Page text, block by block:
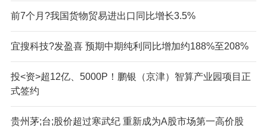
前7个月?我国货物贸易进出口同比增长3.5%
宜搜科技?发盈喜 预期中期纯利同比增加约188%至208%
投<资>超12亿、5000P！鹏银（京津）智算产业园项目正
式签约
贵州茅;台;股价超过寒武纪 重新成为A股市场第一高价股